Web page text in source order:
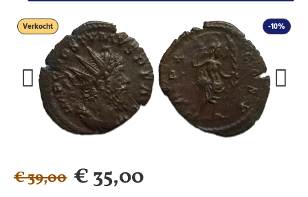
-10%
Verkocht
€ 35,00
€ 39,00